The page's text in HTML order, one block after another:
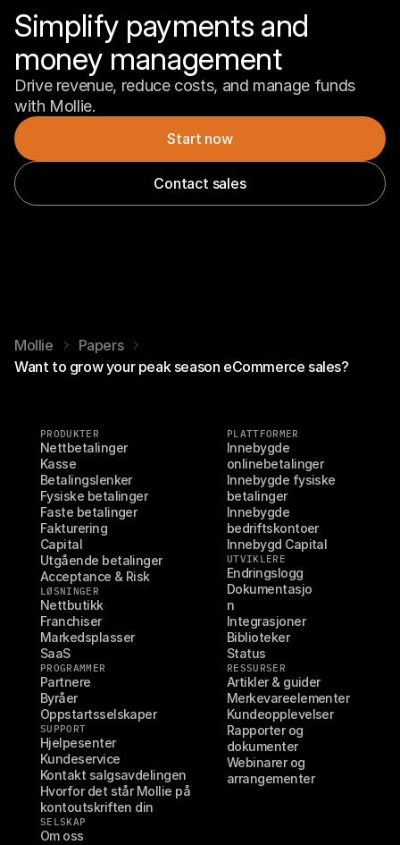
Simplify payments and
money management
Drive revenue, reduce costs, and manage funds
with Mollie.
Start now
Contact sales
Mollie
Papers
Want to grow your peak season eCommerce sales?
PRODUKTER
Nettbetalinger
Kasse
Betalingslenker
Fysiske betalinger
Faste betalinger
Fakturering
Capital
Utgående betalinger
Acceptance & Risk
LØSNINGER
Nettbutikk
Franchiser
Markedsplasser
SaaS
PROGRAMMER
Partnere
Byråer
Oppstartsselskaper
SUPPORT
Hjelpesenter
Kundeservice
Kontakt salgsavdelingen
Hvorfor det står Mollie på
kontoutskriften din
SELSKAP
Om oss
PLATTFORMER
Innebygde
onlinebetalinger
Innebygde fysiske
betalinger
Innebygde
bedriftskontoer
Innebygd Capital
UTVIKLERE
Endringslogg
Dokumentasjo
n
Integrasjoner
Biblioteker
Status
RESSURSER
Artikler & guider
Merkevareelementer
Kundeopplevelser
Rapporter og
dokumenter
Webinarer og
arrangementer